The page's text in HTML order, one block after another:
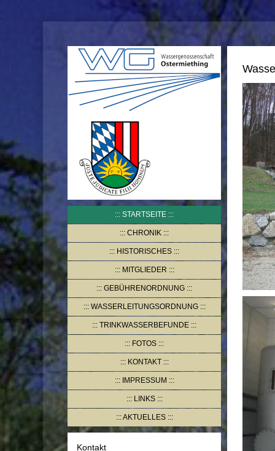
STARTSEITE
CHRONIK
HISTORISCHES
MITGLIEDER
GEBÜHRENORDNUNG
WASSERLEITUNGSORDNUNG
TRINKWASSERBEFUNDE
FOTOS
KONTAKT
IMPRESSUM
LINKS
AKTUELLES
Kontakt